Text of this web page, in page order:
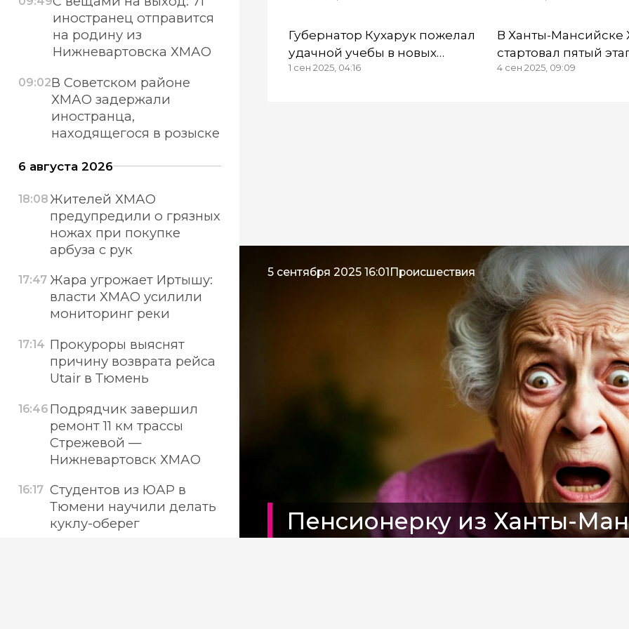
Губернатор Кухарук пожелал
удачной учебы в новых
зданиях школьникам ХМАО
1 сен 2025, 04:16
В Ханты-
стартовал пятый
«Героев нашего
4 сен 2025, 09:09
5 сентября 2025 16:01 Происшествия
Пенсионерку из Ханты-
иностранец отправится
на родину из
Нижневартовска ХМАО
09:02В Советском районе
ХМАО задержали
иностранца,
находящегося в розыске
6 августа 2026
18:08Жителей ХМАО
предупредили о грязных
ножах при покупке
арбуза с рук
17:47 Жара угрожает Иртышу:
власти ХМАО усилили
мониторинг реки
17:14 Прокуроры выяснят
причину возврата рейса
Utair в Тюмень
16:46 Подрядчик завершил
ремонт 11 км трассы
Стрежевой —
Нижневартовск ХМАО
16:17 Студентов из ЮАР в
Тюмени научили делать
куклу-оберег